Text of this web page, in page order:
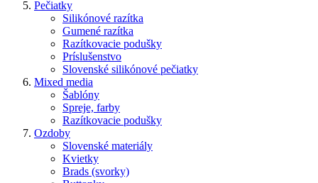
Pečiatky
Silikónové razítka
Gumené razítka
Razítkovacie podušky
Príslušenstvo
Slovenské silikónové pečiatky
Mixed media
Šablóny
Spreje, farby
Razítkovacie podušky
Ozdoby
Slovenské materiály
Kvietky
Brads (svorky)